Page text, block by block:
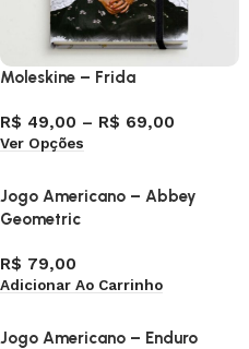
Moleskine – Frida
R$ 49,00 – R$ 69,00
Ver Opções
Jogo Americano – Abbey
Geometric
R$ 79,00
Adicionar Ao Carrinho
Jogo Americano – Enduro